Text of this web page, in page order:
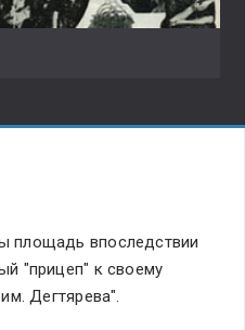
площадь впоследствии
"прицеп" к своему
Дегтярева".